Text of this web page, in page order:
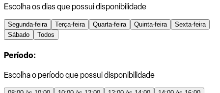
Escolha os dias que possui disponibilidade
Segunda-feira Terça-feira Quarta-feira Quinta-feira
Sexta-feira
Sábado
Todos
Período:
Escolha o período que possui disponibilidade